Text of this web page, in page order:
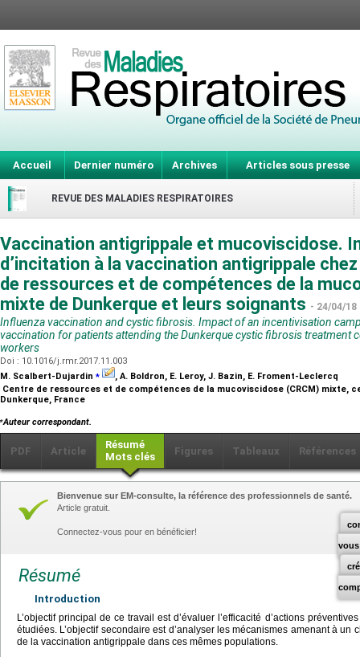
Accueil Dernier numéro Archives Articles sous presse
REVUE DES MALADIES RESPIRATOIRES
Vaccination antigrippale et mucoviscidose.
d’incitation à la vaccination antigrippale
de ressources et de compétences de la
mixte de Dunkerque et leurs soignants - 24/04/18
Influenza vaccination and cystic fibrosis. Impact of an incentivisation
vaccination for patients attending the Dunkerque cystic fibrosis treatment
workers
Doi : 10.1016/j.rmr.2017.11.003
M. Scalbert-Dujardin ⁎
, A. Boldron, E. Leroy, J. Bazin, E. Froment-Leclercq
Centre de ressources et de compétences de la mucoviscidose (CRCM) mixte,
Dunkerque, France
⁎Auteur correspondant.
PDF Article
Résumé
Mots clés
Figures Tableaux Références
vous
Bienvenue sur EM-consulte, la référence des professionnels de santé.
Article gratuit.
Connectez-vous pour en bénéficier!
Résumé
Introduction
L’objectif principal de ce travail est d’évaluer l’efficacité d’actions
étudiées. L’objectif secondaire est d’analyser les mécanismes amenant à un
de la vaccination antigrippale dans ces mêmes populations.